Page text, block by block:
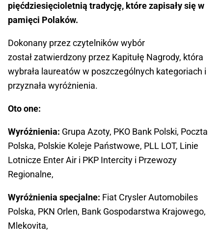
pięćdziesięcioletnią tradycję, które zapisały się w
pamięci Polaków.
Dokonany przez czytelników wybór
został zatwierdzony przez Kapitułę Nagrody, która
wybrała laureatów w poszczególnych kategoriach i
przyznała wyróżnienia.
Oto one:
Wyróżnienia: Grupa Azoty, PKO Bank Polski, Poczta
Polska, Polskie Koleje Państwowe, PLL LOT, Linie
Lotnicze Enter Air i PKP Intercity i Przewozy
Regionalne,
Wyróżnienia specjalne: Fiat Crysler Automobiles
Polska, PKN Orlen, Bank Gospodarstwa Krajowego,
Mlekovita,